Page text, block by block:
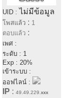
UID : ไม่มีข้อมูล
โพสแล้ว : 1
ตอบแล้ว :
เพศ :
ระดับ : 1
Exp : 20%
เข้าระบบ :
ออฟไลน์ :
IP : 49.49.229. xxx